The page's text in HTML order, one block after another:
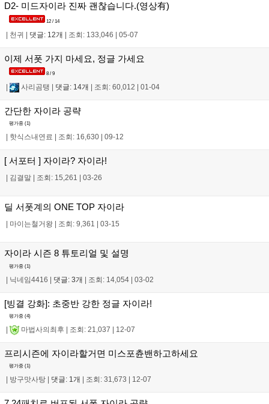
D2- 미드자이라 진짜 괜찮습니다.(영상有)
12 / 14
| 천귀 | 댓글: 12개 | 조회: 133,046 | 05-07
이제 서폿 가지 마세요, 정글 가세요
8 / 9
사리곰탱 댓글: 14개 조회: 60,012 01-04
간단한 자이라 공략
평가중 (1)
핫식스내연료 조회: 16,630 09-12
[ 서포터 ] 자이라? 자이라!
김결말 조회: 15,261 03-26
딜 서폿계의 ONE TOP 자이라
마이는철거왕 조회: 9,361 03-15
자이라 시즌 8 튜토리얼 및 설명
평가중 (1)
| 닉네임4416 | 댓글: 3개 | 조회: 14,054 | 03-02
[빙결 강화]: 초중반 강한 정글 자이라!
평가중 (4)
마법사의최후 조회: 21,037 12-07
프리시즌에 자이라할거면 미스포츈밴하고하세요
평가중 (1)
방구맛사탕 댓글: 1개 조회: 31,673 12-07